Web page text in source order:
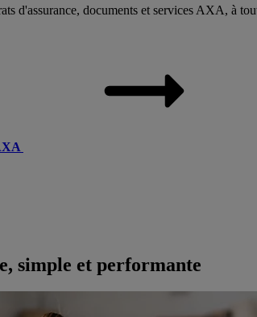
d'assurance, documents et services AXA, à
simple et performante